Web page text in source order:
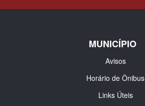
MUNICÍPIO
Avisos
Horário de Ônibus
Links Úteis